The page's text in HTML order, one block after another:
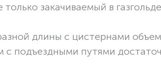
закачиваемый в
длины с цистернами
c подъездными путями